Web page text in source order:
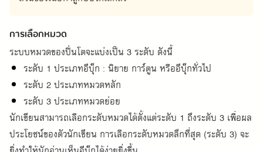
การเลือกหมวด
ระบบหมวดของปิ่นโตจะแบ่งเป็น 3 ระดับ ดังนี้
ระดับ 1 ประเภทอีบุ๊ก : นิยาย การ์ตูน หรืออีบุ๊กทั่วไป
ระดับ 2 ประเภทหมวดหลัก
ระดับ 3 ประเภทหมวดย่อย
นักเขียนสามารถเลือกระดับหมวดได้ตั้งแต่ระดับ 1 ถึงระดับ 3 เพื่อผล
ประโยชน์ของตัวนักเขียน การเลือกระดับหมวดลึกที่สุด (ระดับ 3) จะ